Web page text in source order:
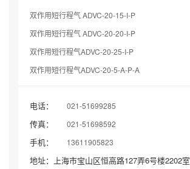
双作用短行程气 ADVC-20-15-I-P
双作用短行程气 ADVC-20-20-I-P
双作用短行程气ADVC-20-25-I-P
双作用短行程气ADVC-20-5-A-P-A
电话： 021-51699285
传真： 021-51698592
手机： 13611905823
地址：上海市宝山区恒高路127弄6号楼2202室